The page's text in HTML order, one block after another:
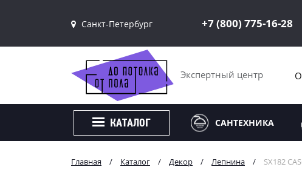
Санкт-Петербург
+7 (800) 775-16-28
Экспертный центр
КАТАЛОГ САНТЕХНИКА
Главная / Каталог / Декор / Лепнина / SX182